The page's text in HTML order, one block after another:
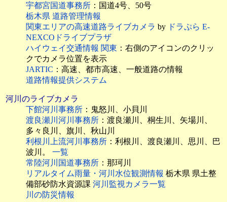
宇都宮国道事務所 ：国道4号、50号
栃木県 道路管理情報
関東エリアの高速道路ライブカメラ by ドラぷら E-
NEXCOドライブプラザ
ハイウェイ交通情報 関東 ：右側のアイコンのクリッ
クでカメラ位置を表示
JARTIC ：高速、都市高速、一般道路の情報
道路情報提供システム
河川のライブカメラ
下館河川事務所 ：鬼怒川、小貝川
渡良瀬川河川事務所 ：渡良瀬川、桐生川、矢場川、
多々良川、旗川、秋山川
利根川上流河川事務所 ：利根川、渡良瀬川、思川、巴
波川。 一覧
常陸河川国道事務所 ：那珂川
リアルタイム雨量・河川水位観測情報 栃木県 県土整
備部砂防水資源課 河川監視カメラ一覧
川の防災情報